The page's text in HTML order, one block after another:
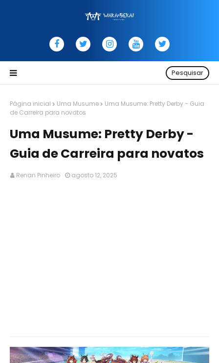
Pesquisar
Página inicial Uma Musume
Uma Musume: Pretty Derby - Guia
de Carreira para novatos
Uma Musume: Pretty Derby -
Guia de Carreira para novatos
Renan Pinheiro agosto 12, 2025